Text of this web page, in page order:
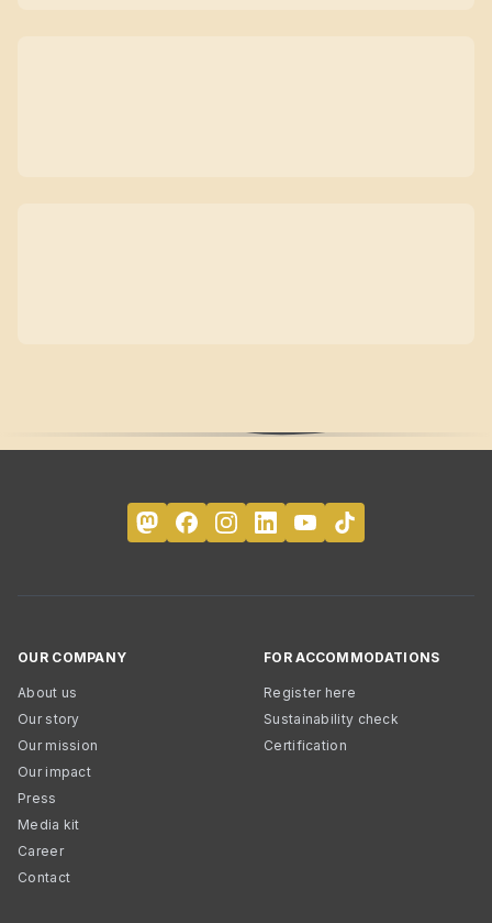
OUR COMPANY
About us
Our story
Our mission
Our impact
Press
Media kit
Career
Contact
FOR ACCOMMODATIONS
Register here
Sustainability check
Certification